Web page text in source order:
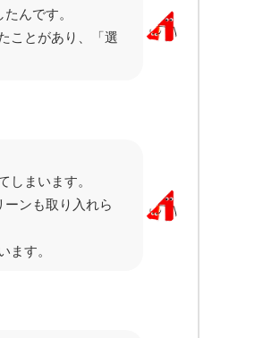
んです。
ことがあり、「選
まいます。
ンも取り入れら
ます。